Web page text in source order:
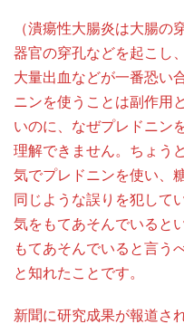
（潰瘍性大腸炎は大腸の
器官の穿孔などを起こし
大量出血などが一番恐い
ニンを使うことは副作用
いのに、なぜプレドニン
理解できません。ちょう
気でプレドニンを使い、
同じような誤りを犯して
気をもてあそんでいると
もてあそんでいると言う
と知れたことです。
新聞に研究成果が報道さ